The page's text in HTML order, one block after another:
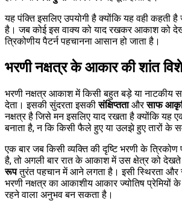
यह पंक्ति इसलिए उपयोगी है क्योंकि यह वही कहती
है। जब कोई इस वाक्य को याद रखकर आकाश को
त्रिकोणीय पैटर्न पहचानना आसान हो जाता है।
भरणी नक्षत्र के आकार की शांत
भरणी नक्षत्र आकाश में किसी बहुत बड़े या नाटकीय
देता। इसकी सुंदरता इसकीसंक्षिप्तताऔरसाफ
नक्षत्र है जिसे मन इसलिए याद रखता है क्योंकि यह
बनाता है, न कि किसी फैले हुए या उलझे हुए तारों के
एक बार जब किसी व्यक्ति की दृष्टि भरणी के
है, तो अगली बार रात के आकाश में उस क्षेत्र को देखते
रूपतुरंत पहचान में आने लगता है। इसी स्थिरता और
भरणी नक्षत्र का आकाशीय आकार ज्योतिष प्रेमियों
रहने वाला अनुभव बन सकता है।